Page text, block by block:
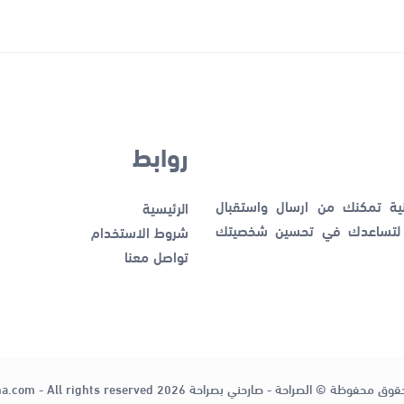
تمكنك من ارسال واستقبال
لتساعدك في تحسين شخصيتك
روابط
الرئيسية
شروط الاستخدام
تواصل معنا
محفوظة © الصراحة - صارحني بصراحة 2026 - All rights reserved